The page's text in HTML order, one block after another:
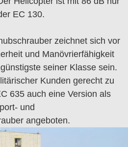
EC 130.
zeichnet sich vor
und Manövrierfähigkeit
seiner Klasse sein.
Kunden gerecht zu
635 auch eine Version als
und
angeboten.